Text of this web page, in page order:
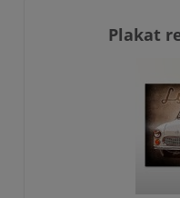
Plakat